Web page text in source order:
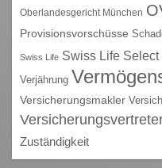
Oberlandesgericht München
Provisionsvorschüsse
Swiss Life Swiss Life Select
Verjährung
Versicherungsmakler
Zuständigkeit